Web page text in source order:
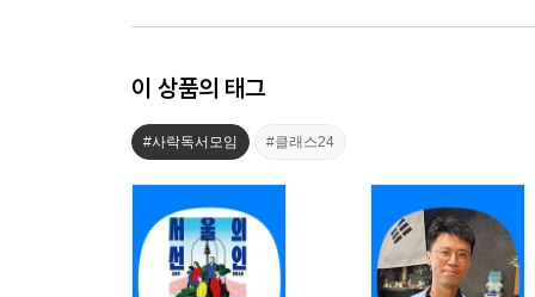
이 상품의 태그
#사락독서모임 #클래스24